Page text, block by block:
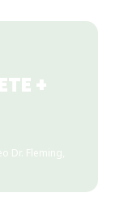
+
Dr. Fleming,